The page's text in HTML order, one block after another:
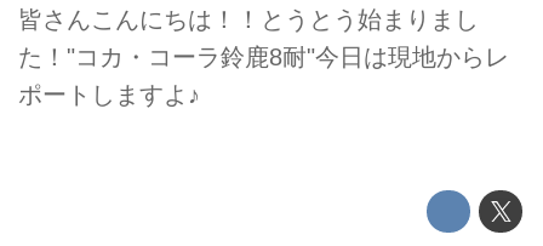
皆さんこんにちは！！とうとう始まりまし
た！"コカ・コーラ鈴鹿8耐"今日は現地からレ
ポートしますよ♪